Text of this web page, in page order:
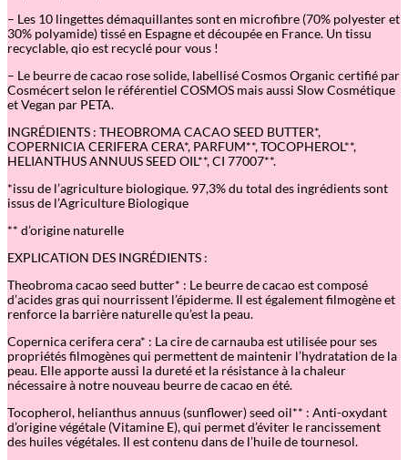
– Les 10 lingettes démaquillantes sont en microfibre (70% polyester et
30% polyamide) tissé en Espagne et découpée en France. Un tissu
recyclable, qio est recyclé pour vous !
– Le beurre de cacao rose solide, labellisé Cosmos Organic certifié par
Cosmécert selon le référentiel COSMOS mais aussi Slow Cosmétique
et Vegan par PETA.
INGRÉDIENTS : THEOBROMA CACAO SEED BUTTER*,
COPERNICIA CERIFERA CERA*, PARFUM**, TOCOPHEROL**,
HELIANTHUS ANNUUS SEED OIL**, CI 77007**.
*issu de l’agriculture biologique. 97,3% du total des ingrédients sont
issus de l’Agriculture Biologique
** d’origine naturelle
EXPLICATION DES INGRÉDIENTS :
Theobroma cacao seed butter* : Le beurre de cacao est composé
d’acides gras qui nourrissent l’épiderme. Il est également filmogène et
renforce la barrière naturelle qu’est la peau.
Copernica cerifera cera* : La cire de carnauba est utilisée pour ses
propriétés filmogènes qui permettent de maintenir l’hydratation de la
peau. Elle apporte aussi la dureté et la résistance à la chaleur
nécessaire à notre nouveau beurre de cacao en été.
Tocopherol, helianthus annuus (sunflower) seed oil** : Anti-oxydant
d’origine végétale (Vitamine E), qui permet d’éviter le rancissement
des huiles végétales. Il est contenu dans de l’huile de tournesol.